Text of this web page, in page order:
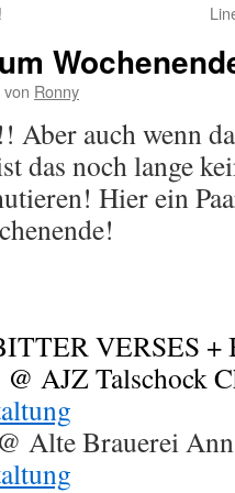
von Ronny
Aber auch wenn
das noch lange
Hier ein
VERSES
AJZ Talschock
Alte Brauerei